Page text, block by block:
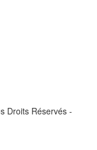
Droits Réservés -